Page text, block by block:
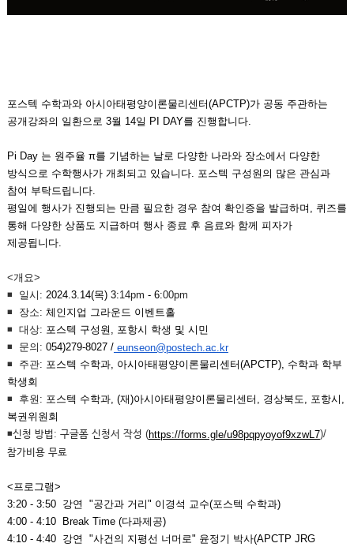
포스텍 수학과와 아시아태평양이론물리센터(APCTP)가 공동 주관하는
공개강좌의 일환으로 3월 14일 PI DAY를 진행합니다.
Pi Day 는 원주율 π를 기념하는 날로 다양한 나라와 장소에서 다양한
방식으로 수학행사가 개최되고 있습니다. 포스텍 구성원의 많은 관심과
참여 부탁드립니다.
평일에 행사가 진행되는 만큼 필요한 경우 참여 확인증을 발급하며, 퀴즈를
통해 다양한 상품도 지급하며 행사 종료 후 음료와 함께 피자가
제공됩니다.
<개요>
◾ 일시: 2024.3.14(목) 3:14pm - 6:00pm
◾ 장소: 체인지업 그라운드 이벤트홀
◾ 대상: 포스텍 구성원, 포항시 학생 및 시민
◾
문의: 054)279-8027 /eunseon@postech.ac.kr
◾
주관: 포스텍 수학과, 아시아태평양이론물리센터(APCTP), 수학과 학부
학생회
◾
후원: 포스텍 수학과, (재)아시아태평양이론물리센터, 경상북도, 포항시,
복권위원회
◾신청 방법: 구글폼 신청서 작성 (https://forms.gle/u98pqpyoyof9xzwL7)/
참가비용 무료
<프로그램>
3:20 - 3:50강연 "공간과 거리" 이경석 교수(포스텍 수학과)
4:00 - 4:10Break Time (다과제공)
4:10 - 4:40강연 "사건의 지평선 너머로" 윤정기 박사(APCTP JRG